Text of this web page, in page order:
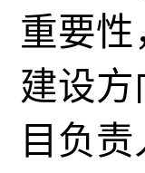
重要
建设
目负